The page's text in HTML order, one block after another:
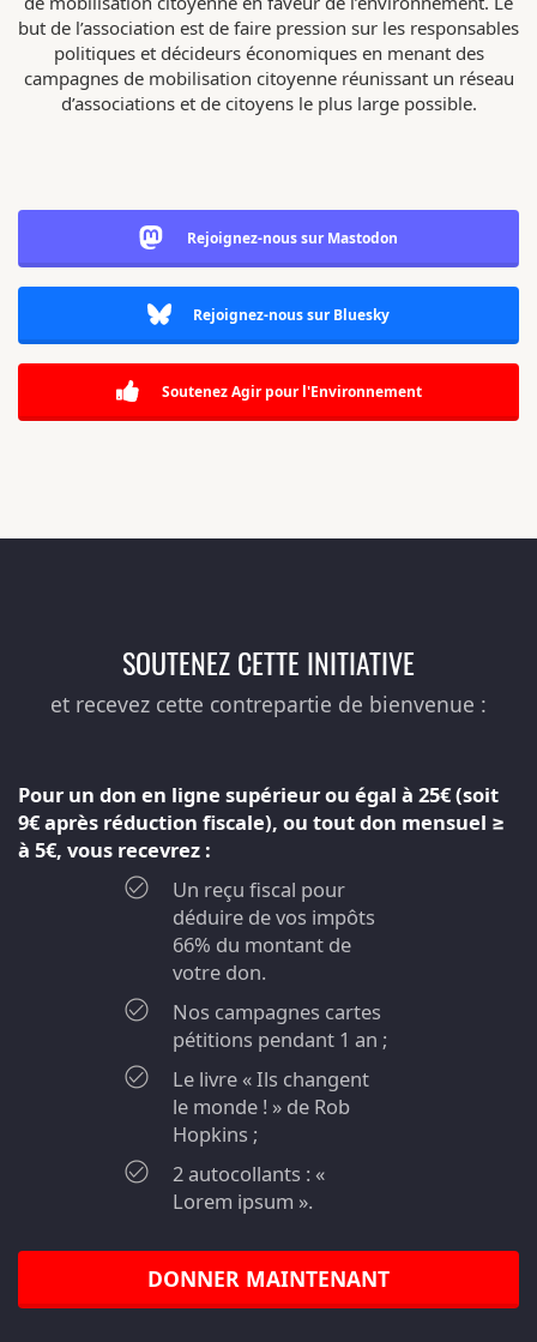
but de l’association est de faire pression sur les responsables
politiques et décideurs économiques en menant des
campagnes de mobilisation citoyenne réunissant un réseau
d’associations et de citoyens le plus large possible.
Rejoignez-nous sur Mastodon
Rejoignez-nous sur Bluesky
Soutenez Agir pour l'Environnement
SOUTENEZ CETTE INITIATIVE
et recevez cette contrepartie de bienvenue :
Pour un don en ligne supérieur ou égal à 25€ (soit
9€ après réduction fiscale), ou tout don mensuel ≥
à 5€, vous recevrez :
Un reçu fiscal pour
déduire de vos impôts
66% du montant de
votre don.
Nos campagnes cartes
pétitions pendant 1 an ;
Le livre « Ils changent
le monde ! » de Rob
Hopkins ;
2 autocollants : «
Lorem ipsum ».
DONNER MAINTENANT